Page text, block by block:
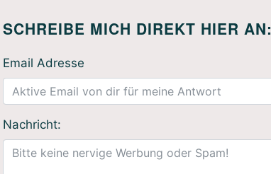
SCHREIBE MICH DIREKT HIER AN:
Email Adresse
Nachricht: